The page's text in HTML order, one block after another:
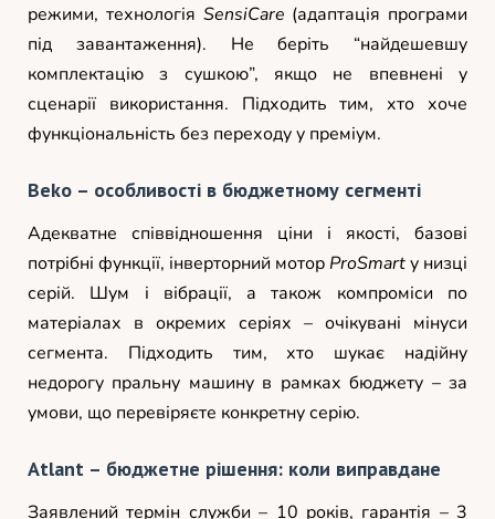
режими, технологія SensiCare (адаптація програми
під завантаження). Не беріть “найдешевшу
комплектацію з сушкою”, якщо не впевнені у
сценарії використання. Підходить тим, хто хоче
функціональність без переходу у преміум.
Beko – особливості в бюджетному сегменті
Адекватне співвідношення ціни і якості, базові
потрібні функції, інверторний мотор ProSmartу низці
серій. Шум і вібрації, а також компроміси по
матеріалах в окремих серіях – очікувані мінуси
сегмента. Підходить тим, хто шукає надійну
недорогу пральну машину в рамках бюджету – за
умови, що перевіряєте конкретну серію.
Atlant – бюджетне рішення: коли виправдане
Заявлений термін служби – 10 років, гарантія – 3